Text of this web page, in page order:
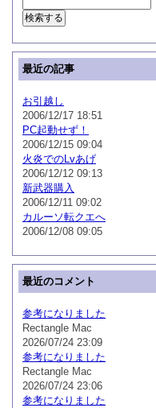
最近の記事
お引越し
2006/12/17 18:51
PC起動せず！
2006/12/15 09:04
火炎でのLvあげ
2006/12/12 09:13
新武器購入
2006/12/11 09:02
カルーソ転クエへ
2006/12/08 09:05
最近のコメント
参考になりました
Rectangle Mac
2026/07/24 23:09
参考になりました
Rectangle Mac
2026/07/24 23:06
参考になりました